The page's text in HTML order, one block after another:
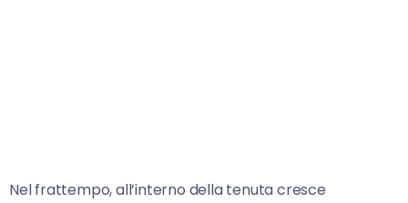
Nel frattempo, all’interno della tenuta cresce